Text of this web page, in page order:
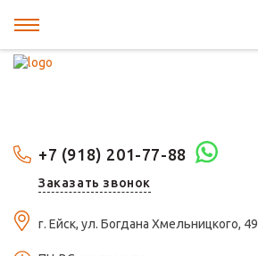
+7 (918) 201-77-88
Заказать звонок
г. Ейск, ул. Богдана Хмельницкого, 49